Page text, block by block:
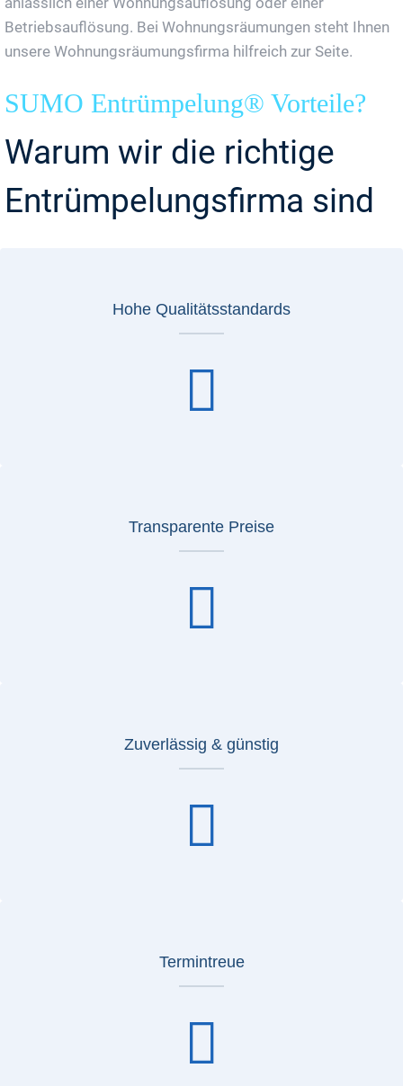
Betriebsauflösung. Bei Wohnungsräumungen steht Ihnen
unsere Wohnungsräumungsfirma hilfreich zur Seite.
SUMO Entrümpelung® Vorteile?
Warum wir die richtige
Entrümpelungsfirma sind
Hohe Qualitätsstandards
Transparente Preise
Zuverlässig & günstig
Termintreue